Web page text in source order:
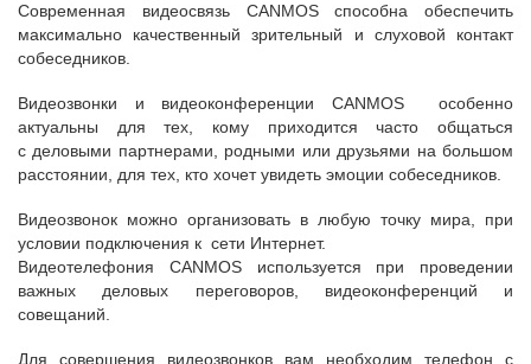
Современная видеосвязь CANMOS способна обеспечить
максимально качественный зрительный и слуховой контакт
собеседников.
Видеозвонки и видеоконференции CANMOS особенно
актуальны для тех, кому приходится часто общаться
с деловыми партнерами, родными или друзьями на большом
расстоянии, для тех, кто хочет увидеть эмоции собеседников.
Видеозвонок можно организовать в любую точку мира, при
условии подключения к сети Интернет.
Видеотелефония CANMOS используется при проведении
важных деловых переговоров, видеоконференций и
совещаний.
Для совершения видеозвонков вам необходим телефон с